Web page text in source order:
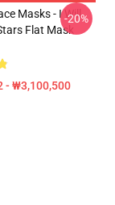
Masks - I Will
Flat Mask
- ₩3,100,500
-20%